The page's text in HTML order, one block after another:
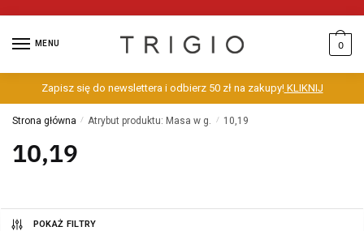
MENU 0
Zapisz się do newslettera i odbierz 50 zł na zakupy!KLIKNIJ
Strona główna / Atrybut produktu: Masa w g. / 10,19
10,19
POKAŻ FILTRY